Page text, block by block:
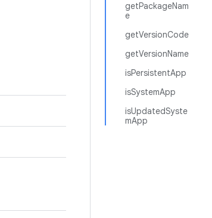
getPackageNam
e
getVersionCode
getVersionName
isPersistentApp
isSystemApp
isUpdatedSyste
mApp